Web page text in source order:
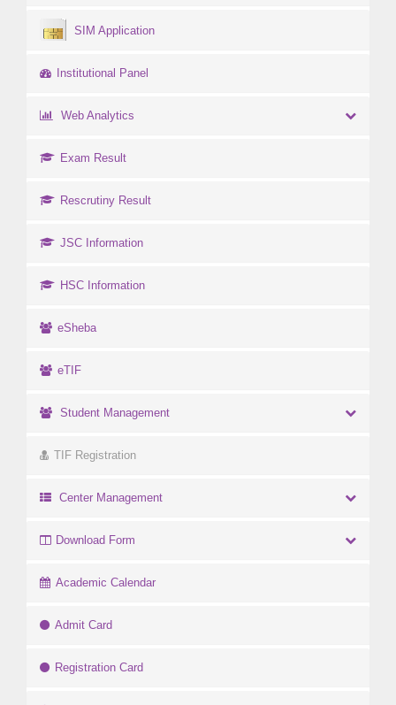
SIM Application
Institutional Panel
Web Analytics
Exam Result
Rescrutiny Result
JSC Information
HSC Information
eSheba
eTIF
Student Management
TIF Registration
Center Management
Download Form
Academic Calendar
Admit Card
Registration Card